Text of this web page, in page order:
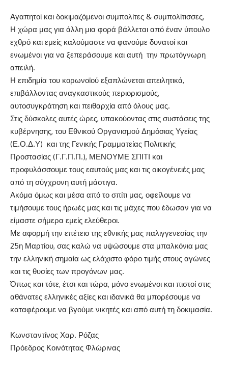
Αγαπητοί και δοκιμαζόμενοι συμπολίτες & συμπολίτισσες,
Η χώρα μας για άλλη μια φορά βάλλεται από έναν ύπουλο
εχθρό και εμείς καλούμαστε να φανούμε δυνατοί και
ενωμένοι για να ξεπεράσουμε και αυτή την πρωτόγνωρη
απειλή.
Η επιδημία του κορωνοϊού εξαπλώνεται απειλητικά,
επιβάλλοντας αναγκαστικούς περιορισμούς,
αυτοσυγκράτηση και πειθαρχία από όλους μας.
Στις δύσκολες αυτές ώρες, υπακούοντας στις συστάσεις της
κυβέρνησης, του Εθνικού Οργανισμού Δημόσιας Υγείας
(Ε.Ο.Δ.Υ) και της Γενικής Γραμματείας Πολιτικής
Προστασίας (Γ.Γ.Π.Π.), ΜΕΝΟΥΜΕ ΣΠΙΤΙ και
προφυλάσσουμε τους εαυτούς μας και τις οικογένειές μας
από τη σύγχρονη αυτή μάστιγα.
Ακόμα όμως και μέσα από το σπίτι μας, οφείλουμε να
τιμήσουμε τους ήρωές μας και τις μάχες που έδωσαν για να
είμαστε σήμερα εμείς ελεύθεροι.
Με αφορμή την επέτειο της εθνικής μας παλιγγενεσίας την
25η Μαρτίου, σας καλώ να υψώσουμε στα μπαλκόνια μας
την ελληνική σημαία ως ελάχιστο φόρο τιμής στους αγώνες
και τις θυσίες των προγόνων μας.
Όπως και τότε, έτσι και τώρα, μόνο ενωμένοι και πιστοί στις
αθάνατες ελληνικές αξίες και ιδανικά θα μπορέσουμε να
καταφέρουμε να βγούμε νικητές και από αυτή τη δοκιμασία.
Κωνσταντίνος Χαρ. Ρόζας
Πρόεδρος Κοινότητας Φλώρινας